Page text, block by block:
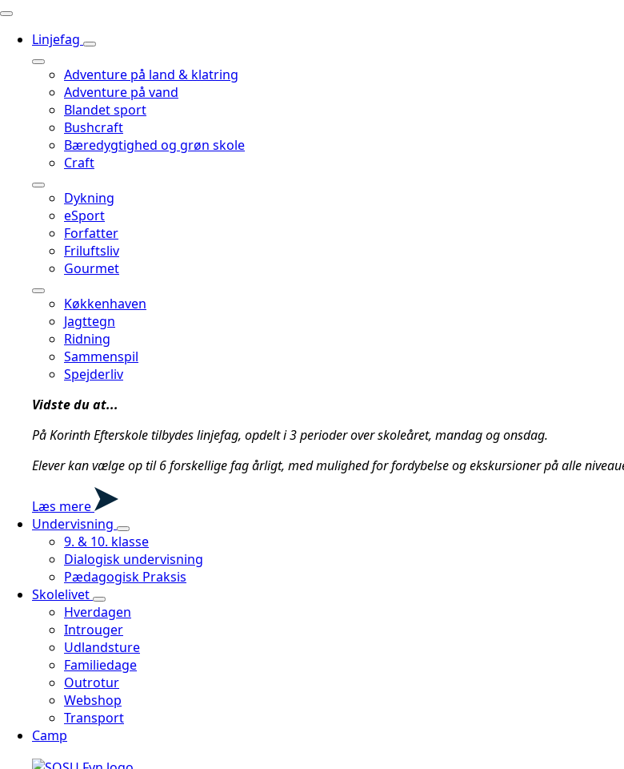
Linjefag
Adventure på land & klatring
Adventure på vand
Blandet sport
Bushcraft
Bæredygtighed og grøn skole
Craft
Dykning
eSport
Forfatter
Friluftsliv
Gourmet
Køkkenhaven
Jagttegn
Ridning
Sammenspil
Spejderliv
Vidste du at...
På Korinth Efterskole tilbydes linjefag, opdelt i 3 perioder over skoleåret, mandag og onsdag.
Elever kan vælge op til 6 forskellige fag årligt, med mulighed for fordybelse og ekskursioner på alle
Læs mere
Undervisning
9. & 10. klasse
Dialogisk undervisning
Pædagogisk Praksis
Skolelivet
Hverdagen
Introuger
Udlandsture
Familiedage
Outrotur
Webshop
Transport
Camp